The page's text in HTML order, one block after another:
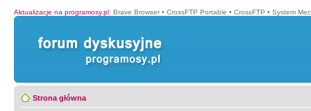
Aktualizacje na programosy.pl: Brave Browser • CrossFTP Portable • CrossFTP • System
Strona główna